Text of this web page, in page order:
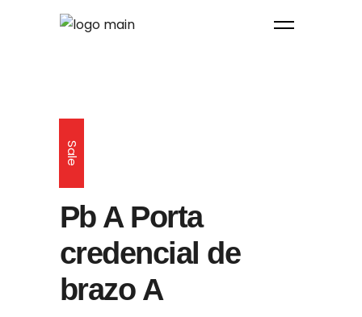
Sale
Pb A Porta
credencial de
brazo A